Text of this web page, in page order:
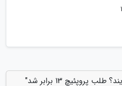
به "افتخاری و توفیقی کجایند؟ طلب پروپئیچ 13 برابر شد"